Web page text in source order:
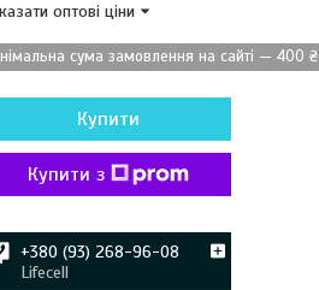
оптові ціни
сума замовлення на сайті — 400 ₴
Купити
Купити з
+380 (93) 268-96-08
Lifecell